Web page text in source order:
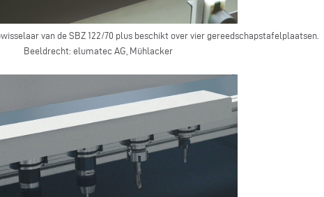
van de SBZ 122/70 plus beschikt over vier gereedschapstafelplaatsen.
Beeldrecht: elumatec AG, Mühlacker